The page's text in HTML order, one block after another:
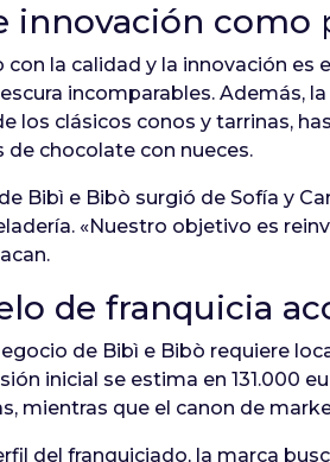
innovación como
la calidad y la innovación es
incomparables. Además,
los clásicos conos y tarrinas,
chocolate con nueces.
Bibì e Bibò surgió de Sofía y
«Nuestro objetivo es
de franquicia
de Bibì e Bibò requiere
inicial se estima en 131.000
mientras que el canon de
del franquiciado, la marca